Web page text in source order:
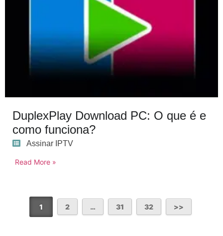
DuplexPlay Download PC: O que é e
como funciona?
Assinar IPTV
Read More »
1 2 … 31 32